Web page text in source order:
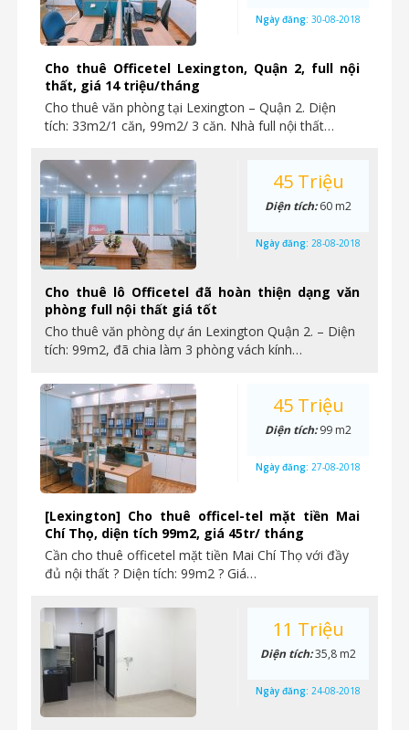
Cho thuê Officetel Lexington, Quận 2, full nội
thất, giá 14 triệu/tháng
Cho thuê văn phòng tại Lexington – Quận 2. Diện
tích: 33m2/1 căn, 99m2/ 3 căn. Nhà full nội thất…
Ngày đăng: 30-08-2018
Cho thuê lô Officetel đã hoàn thiện dạng văn
phòng full nội thất giá tốt
Cho thuê văn phòng dự án Lexington Quận 2. – Diện
tích: 99m2, đã chia làm 3 phòng vách kính…
45 Triệu
Diện tích:60 m2
Ngày đăng: 28-08-2018
[Lexington] Cho thuê officel-tel mặt tiền Mai
Chí Thọ, diện tích 99m2, giá 45tr/ tháng
Cần cho thuê officetel mặt tiền Mai Chí Thọ với đầy
đủ nội thất ? Diện tích: 99m2 ? Giá…
45 Triệu
Diện tích:99 m2
Ngày đăng: 27-08-2018
11 Triệu
Diện tích:35,8 m2
Ngày đăng: 24-08-2018